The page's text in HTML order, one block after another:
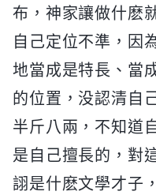
布，神家讓做什麽
自己定位不準，因
地當成是特長、當
的位置，没認清自
半斤八兩，不知道
是自己擅長的，對
詡是什麽文學才子